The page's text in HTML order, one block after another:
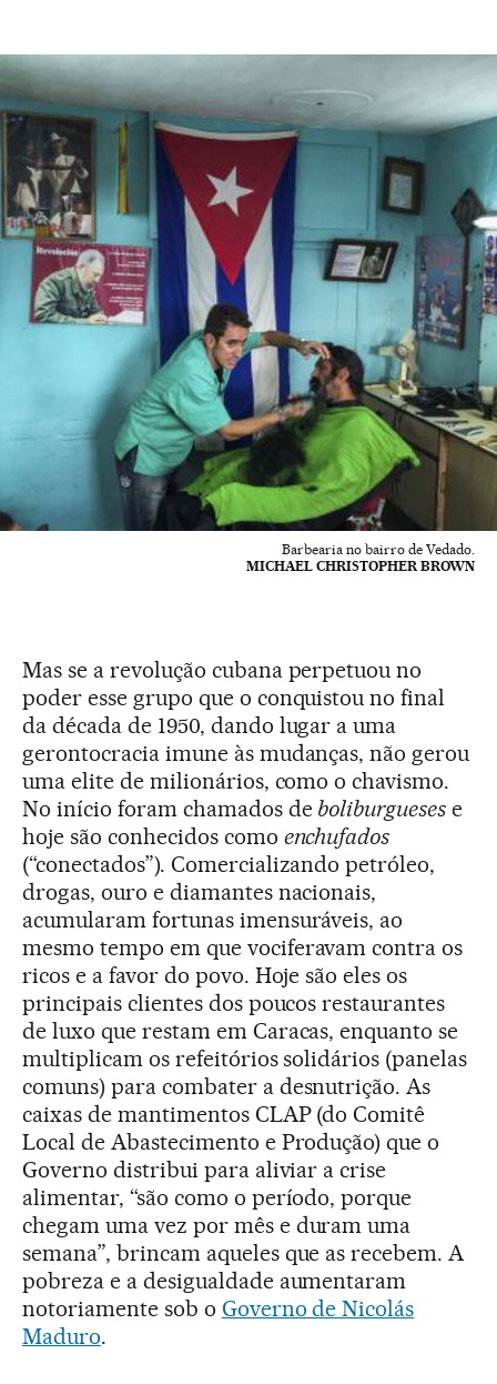
Barbearia no bairro de Vedado.
MICHAEL CHRISTOPHER BROWN
Mas se a revolução cubana perpetuou no
poder esse grupo que o conquistou no final
da década de 1950, dando lugar a uma
gerontocracia imune às mudanças, não gerou
uma elite de milionários, como o chavismo.
No início foram chamados de boliburgueses e
hoje são conhecidos como enchufados
(“conectados”). Comercializando petróleo,
drogas, ouro e diamantes nacionais,
acumularam fortunas imensuráveis, ao
mesmo tempo em que vociferavam contra os
ricos e a favor do povo. Hoje são eles os
principais clientes dos poucos restaurantes
de luxo que restam em Caracas, enquanto se
multiplicam os refeitórios solidários (panelas
comuns) para combater a desnutrição. As
caixas de mantimentos CLAP (do Comitê
Local de Abastecimento e Produção) que o
Governo distribui para aliviar a crise
alimentar, “são como o período, porque
chegam uma vez por mês e duram uma
semana”, brincam aqueles que as recebem. A
pobreza e a desigualdade aumentaram
notoriamente sob o Governo de Nicolás
Maduro.